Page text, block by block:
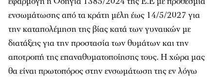
ενσωμάτωσης από τα κράτη μέλη έως 14/5/2027 για
την καταπολέμηση της βίας κατά των γυναικών με
διατάξεις για την προστασία των θυμάτων και την
αποτροπή της επαναθυματοποίησης τους. Η χώρα μας
θα είναι πρωτοπόρος στην ενσωμάτωση της εν λόγω